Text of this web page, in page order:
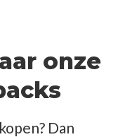
onze
Dan